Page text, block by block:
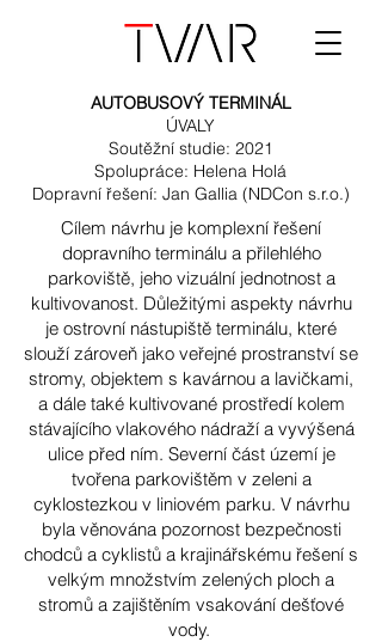
Cílem návrhu je komplexní řešení
dopravního terminálu a přilehlého
parkoviště, jeho vizuální jednotnost a
kultivovanost. Důležitými aspekty návrhu
je ostrovní nástupiště terminálu, které
slouží zároveň jako veřejné prostranství se
stromy, objektem s kavárnou a lavičkami,
a dále také kultivované prostředí kolem
stávajícího vlakového nádraží a vyvýšená
ulice před ním. Severní část území je
tvořena parkovištěm v zeleni a
cyklostezkou v liniovém parku. V návrhu
byla věnována pozornost bezpečnosti
chodců a cyklistů a krajinářskému řešení s
velkým množstvím zelených ploch a
stromů a zajištěním vsakování dešťové
vody.
AUTOBUSOVÝ TERMINÁL
ÚVALY
Soutěžní studie: 2021
Spolupráce: Helena Holá
Dopravní řešení: Jan Gallia (NDCon s.r.o.)